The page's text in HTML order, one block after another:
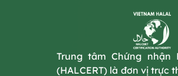
Trung tâm Chứng nhận
(HALCERT) là đơn vị trực